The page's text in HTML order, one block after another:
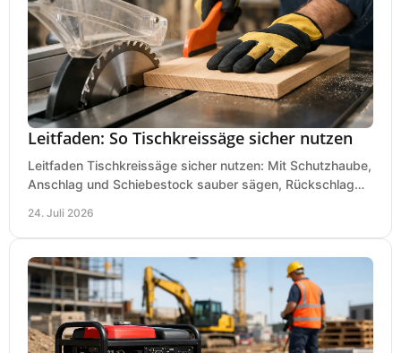
Leitfaden: So Tischkreissäge sicher nutzen
Leitfaden Tischkreissäge sicher nutzen: Mit Schutzhaube,
Anschlag und Schiebestock sauber sägen, Rückschlag
24. Juli 2026